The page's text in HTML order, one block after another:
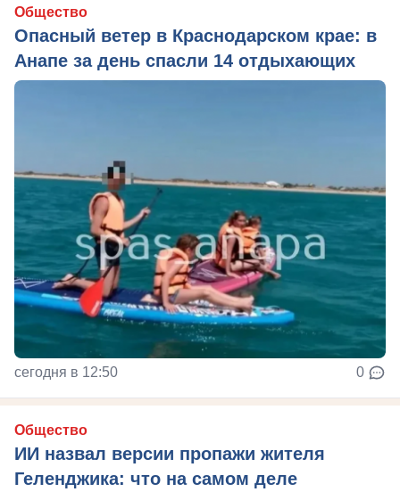
Общество
Опасный ветер в Краснодарском крае: в
Анапе за день спасли 14 отдыхающих
сегодня в 12:50 0
Общество
ИИ назвал версии пропажи жителя
Геленджика: что на самом деле